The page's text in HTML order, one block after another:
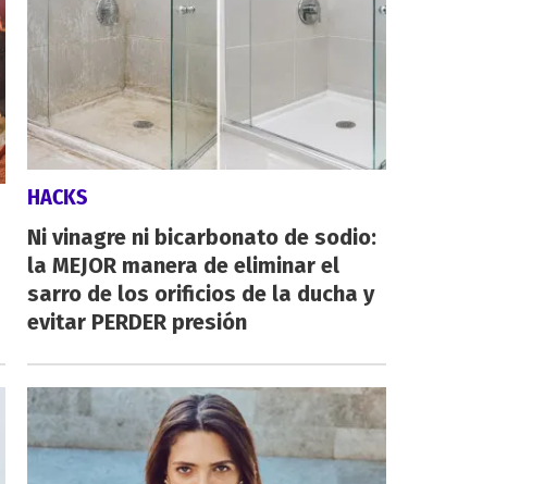
HACKS
Ni vinagre ni bicarbonato de sodio:
la MEJOR manera de eliminar el
sarro de los orificios de la ducha y
evitar PERDER presión